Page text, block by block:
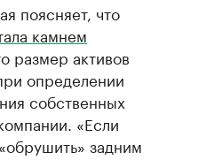
поясняет, что
камнем
размер активов
определении
собственных
«Если
задним